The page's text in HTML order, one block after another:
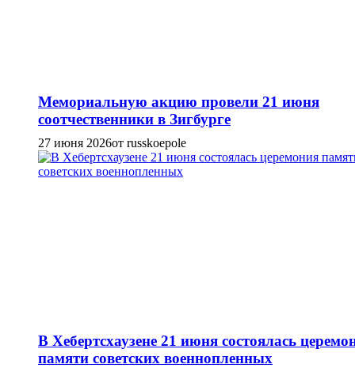
Мемориальную акцию провели 21 июня
соотчественники в Зигбурге
27 июня 2026от russkoepole
В Хебертсхаузене 21 июня состоялась
памяти советских военнопленных